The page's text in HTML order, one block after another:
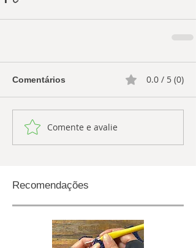
Comentários 0.0 / 5 (0)
Comente e avalie
Recomendações